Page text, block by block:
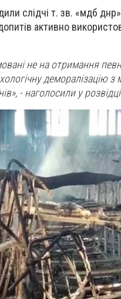
слідчі т. зв. «мдб
активно
не на отримання
деморалізацію
- наголосили у